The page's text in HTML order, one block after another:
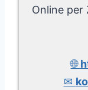
Online per
🌐
✉